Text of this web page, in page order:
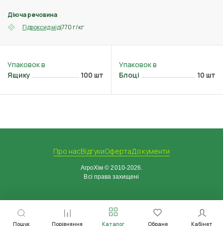
Пошук Порівняння Каталог Обране Кабінет
Діюча речовина
Гідроксид міді770 г/кг
Ящику 100 шт Блоці 10 шт
Про насВідгукиОфертаДокументи
АгроХім © 2010-2026.
Всі права захищені